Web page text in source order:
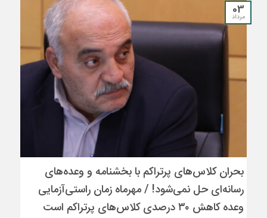
03
مرداد
بحران کلاس‌های پرتراکم با بخشنامه و وعده‌های
رسانه‌ای حل نمی‌شود! / مهرماه زمان راستی‌آزمایی
وعده کاهش ۳۰ درصدی کلاس‌های پرتراکم است